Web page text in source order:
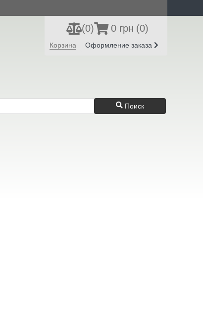
Вход
Регистрация
(0) 0 грн (0)
Корзина Оформление заказа
Поиск